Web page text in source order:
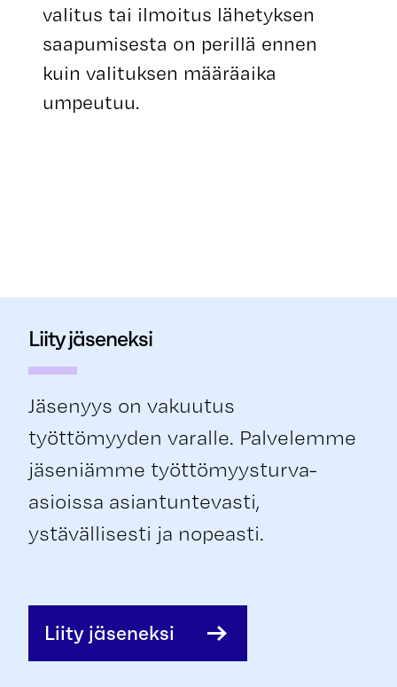
valitus tai ilmoitus lähetyksen
saapumisesta on perillä ennen
kuin valituksen määräaika
umpeutuu.
Liity jäseneksi
Jäsenyys on vakuutus
työttömyyden varalle. Palvelemme
jäseniämme työttömyysturva-
asioissa asiantuntevasti,
ystävällisesti ja nopeasti.
Liity jäseneksi